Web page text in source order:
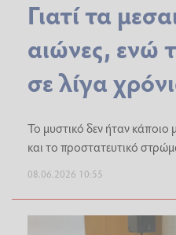
Γιατί τα
αιώνες, ενώ
σε λίγα
Το μυστικό δεν ήταν
και το προστατευτικό
08.06.2026 10:55